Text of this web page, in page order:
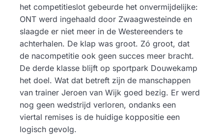
het competitieslot gebeurde het onvermijdelijke:
ONT werd ingehaald door Zwaagwesteinde en
slaagde er niet meer in de Westereenders te
achterhalen. De klap was groot. Zó groot, dat
de nacompetitie ook geen succes meer bracht.
De derde klasse blijft op sportpark Douwekamp
het doel. Wat dat betreft zijn de manschappen
van trainer Jeroen van Wijk goed bezig. Er werd
nog geen wedstrijd verloren, ondanks een
viertal remises is de huidige koppositie een
logisch gevolg.